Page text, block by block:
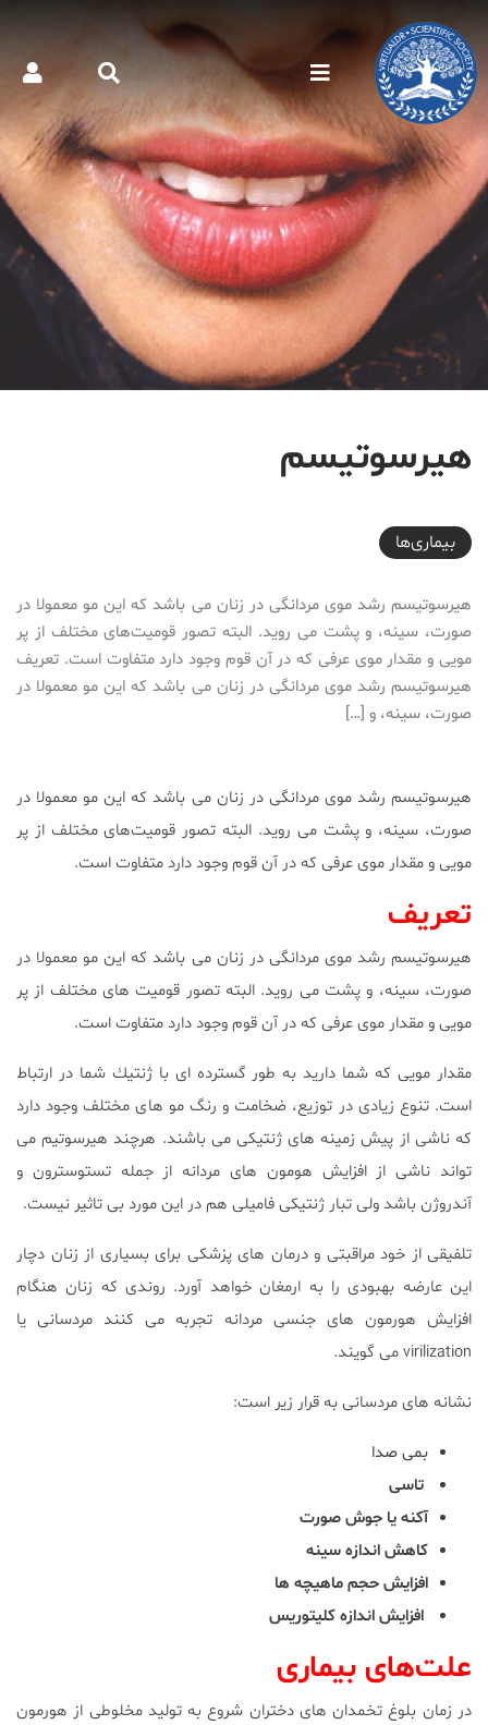
هیرسوتیسم
2016-12-15T21:52:23+03:30
بیماری‌ها
هيرسوتيسم رشد موى مردانگى در زنان مى باشد كه اين مو معمولا در
صورت، سينه، و پشت مى رويد. البته تصور قومیت‌های مختلف از پر
مويى و مقدار موى عرفى كه در آن قوم وجود دارد متفاوت است. تعريف
هيرسوتيسم رشد موى مردانگى در زنان مى باشد كه اين مو معمولا در
صورت، سينه، و […]
هيرسوتيسم رشد موى مردانگى در زنان مى باشد كه اين مو معمولا در
صورت، سينه، و پشت مى رويد. البته تصور قومیت‌های مختلف از پر
مويى و مقدار موى عرفى كه در آن قوم وجود دارد متفاوت است.
تعريف
هيرسوتيسم رشد موى مردانگى در زنان مى باشد كه اين مو معمولا در
صورت، سينه، و پشت مى رويد. البته تصور قومیت های مختلف از پر
مويى و مقدار موى عرفى كه در آن قوم وجود دارد متفاوت است.
مقدار مويى كه شما داريد به طور گسترده اى با ژنتيك شما در ارتباط
است. تنوع زيادى در توزيع، ضخامت و رنگ مو هاى مختلف وجود دارد
كه ناشى از پيش زمينه هاى ژنتيكى مى باشند. هرچند هيرسوتيم مى
تواند ناشى از افزايش هومون هاى مردانه از جمله تستوسترون و
آندروژن باشد ولى تبار ژنتيكى فاميلى هم در اين مورد بى تاثير نيست.
تلفيقى از خود مراقبتى و درمان هاى پزشكى براى بسيارى از زنان دچار
اين عارضه بهبودى را به ارمغان خواهد آورد. روندى كه زنان هنگام
افزايش هورمون هاى جنسى مردانه تجربه مى كنند مردسانى يا
virilization مى گويند.
نشانه هاى مردسانى به قرار زير است:
بمی صدا
تاسی
آكنه يا جوش صورت
كاهش اندازه سينه
افزايش حجم ماهيچه ها
افزايش اندازه كليتوريس
علت‌هاى بيمارى
در زمان بلوغ تخمدان هاى دختران شروع به توليد مخلوطى از هورمون